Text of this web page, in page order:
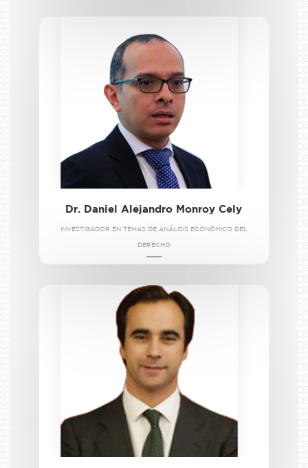
Dr. Daniel Alejandro Monroy Cely
INVESTIGADOR EN TEMAS DE ANÁLISIS ECONÓMICO DEL
DERECHO